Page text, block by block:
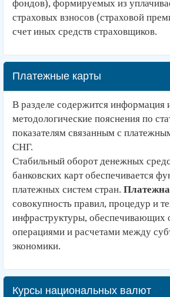
фондов), формируемых из
страховых взносов (страховой
счет иных средств страховщиков.
Платежные карты
В разделе содержится информация
методологические пояснения по
показателям связанным с
СНГ.
Стабильный оборот денежных
банковских карт обеспечивается
платежных систем стран.
совокупность правил, процедур и
инфраструктуры, обеспечивающих
операциями и расчетами между
экономики.
Курсы национальных валют